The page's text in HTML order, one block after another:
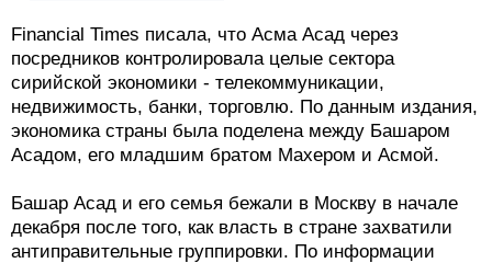
Financial Times писала, что Асма Асад через
посредников контролировала целые сектора
сирийской экономики - телекоммуникации,
недвижимость, банки, торговлю. По данным издания,
экономика страны была поделена между Башаром
Асадом, его младшим братом Махером и Асмой.
Башар Асад и его семья бежали в Москву в начале
декабря после того, как власть в стране захватили
антиправительные группировки. По информации